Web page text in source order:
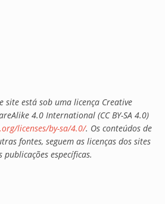
site está sob uma licença Creative
4.0 International (CC BY-SA 4.0)
licenses/by-sa/4.0/. Os conteúdos de
fontes, seguem as licenças dos sites
específicas.